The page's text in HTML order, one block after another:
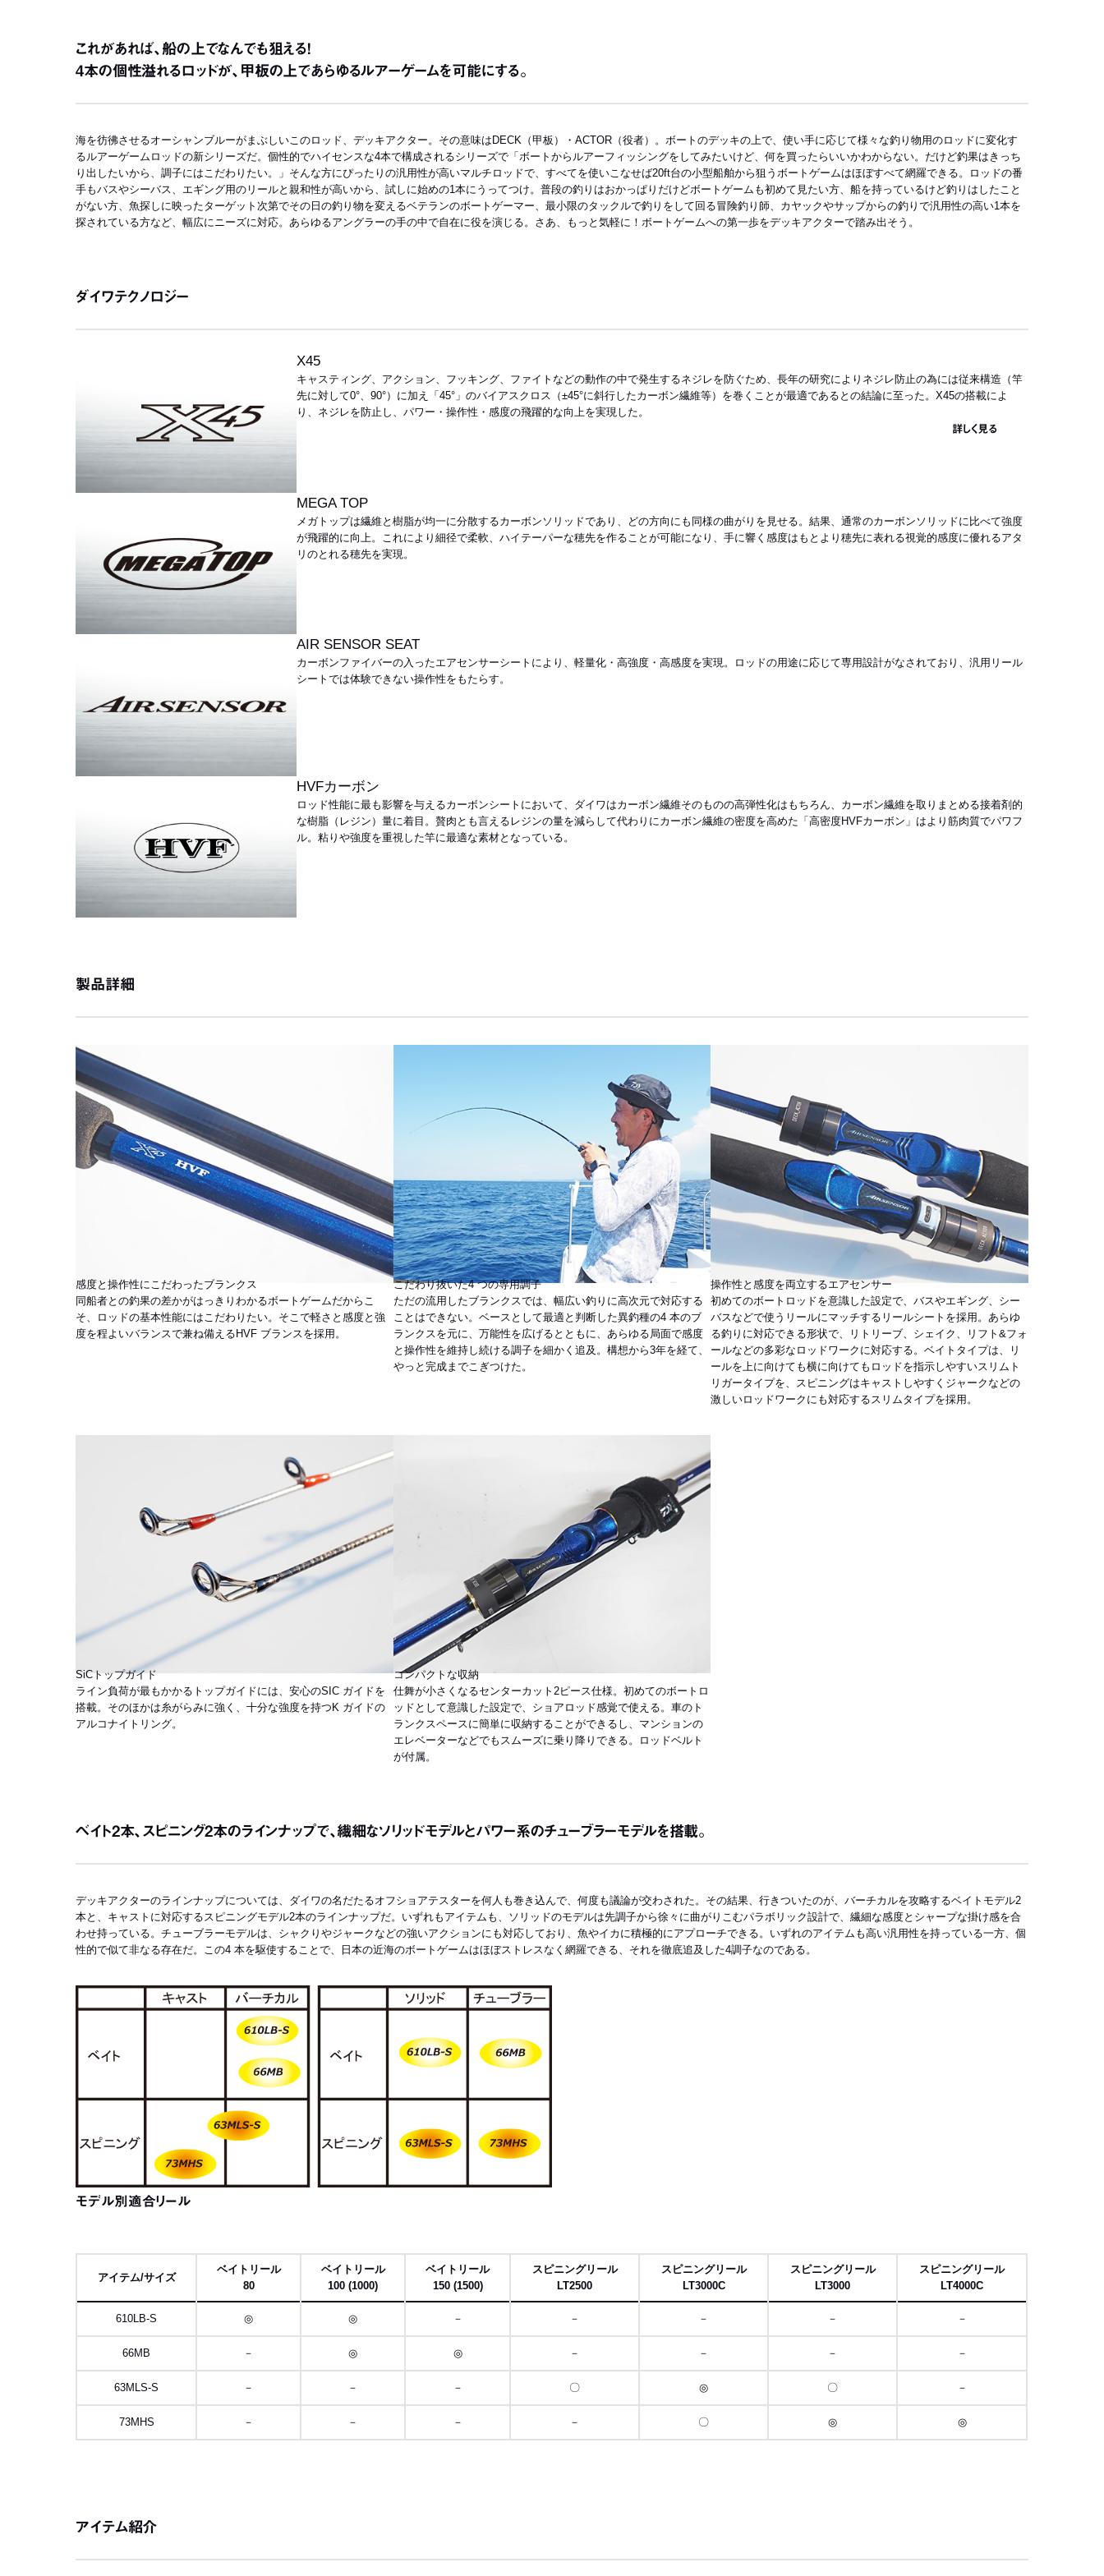
これがあれば、船の上でなんでも狙える！
4本の個性溢れるロッドが、甲板の上であらゆるルアーゲームを可能にする。
海を彷彿させるオーシャンブルーがまぶしいこのロッド、デッキアクター。その意味はDECK（甲板）・ACTOR（役者）。ボートのデッキの上で、使い手に応じて様々な釣り物用のロッドに変化す
るルアーゲームロッドの新シリーズだ。個性的でハイセンスな4本で構成されるシリーズで「ボートからルアーフィッシングをしてみたいけど、何を買ったらいいかわからない。だけど釣果はきっち
り出したいから、調子にはこだわりたい。」そんな方にぴったりの汎用性が高いマルチロッドで、すべてを使いこなせば20ft台の小型船舶から狙うボートゲームはほぼすべて網羅できる。ロッドの番
手もバスやシーバス、エギング用のリールと親和性が高いから、試しに始めの1本にうってつけ。普段の釣りはおかっぱりだけどボートゲームも初めて見たい方、船を持っているけど釣りはしたこと
がない方、魚探しに映ったターゲット次第でその日の釣り物を変えるベテランのボートゲーマー、最小限のタックルで釣りをして回る冒険釣り師、カヤックやサップからの釣りで汎用性の高い1本を
探されている方など、幅広にニーズに対応。あらゆるアングラーの手の中で自在に役を演じる。さあ、もっと気軽に！ボートゲームへの第一歩をデッキアクターで踏み出そう。
ダイワテクノロジー
X45
キャスティング、アクション、フッキング、ファイトなどの動作の中で発生するネジレを防ぐため、長年の研究によりネジレ防止の為には従来構造（竿
先に対して0°、90°）に加え「45°」のバイアスクロス（±45°に斜行したカーボン繊維等）を巻くことが最適であるとの結論に至った。X45の搭載によ
り、ネジレを防止し、パワー・操作性・感度の飛躍的な向上を実現した。
詳しく見る
MEGA TOP
メガトップは繊維と樹脂が均一に分散するカーボンソリッドであり、どの方向にも同様の曲がりを見せる。結果、通常のカーボンソリッドに比べて強度
が飛躍的に向上。これにより細径で柔軟、ハイテーパーな穂先を作ることが可能になり、手に響く感度はもとより穂先に表れる視覚的感度に優れるアタ
リのとれる穂先を実現。
AIR SENSOR SEAT
カーボンファイバーの入ったエアセンサーシートにより、軽量化・高強度・高感度を実現。ロッドの用途に応じて専用設計がなされており、汎用リール
シートでは体験できない操作性をもたらす。
HVFカーボン
ロッド性能に最も影響を与えるカーボンシートにおいて、ダイワはカーボン繊維そのものの高弾性化はもちろん、カーボン繊維を取りまとめる接着剤的
な樹脂（レジン）量に着目。贅肉とも言えるレジンの量を減らして代わりにカーボン繊維の密度を高めた「高密度HVFカーボン」はより筋肉質でパワフ
ル。粘りや強度を重視した竿に最適な素材となっている。
製品詳細
感度と操作性にこだわったブランクス
同船者との釣果の差かがはっきりわかるボートゲームだからこ
そ、ロッドの基本性能にはこだわりたい。そこで軽さと感度と強
度を程よいバランスで兼ね備えるHVF ブランスを採用。
こだわり抜いた4 つの専用調子
ただの流用したブランクスでは、幅広い釣りに高次元で対応する
ことはできない。ベースとして最適と判断した異釣種の4 本のブ
ランクスを元に、万能性を広げるとともに、あらゆる局面で感度
と操作性を維持し続ける調子を細かく追及。構想から3年を経て、
やっと完成までこぎつけた。
操作性と感度を両立するエアセンサー
初めてのボートロッドを意識した設定で、バスやエギング、シー
バスなどで使うリールにマッチするリールシートを採用。あらゆ
る釣りに対応できる形状で、リトリーブ、シェイク、リフト&フォ
ールなどの多彩なロッドワークに対応する。ベイトタイプは、リ
ールを上に向けても横に向けてもロッドを指示しやすいスリムト
リガータイプを、スピニングはキャストしやすくジャークなどの
激しいロッドワークにも対応するスリムタイプを採用。
SiCトップガイド
ライン負荷が最もかかるトップガイドには、安心のSIC ガイドを
搭載。そのほかは糸がらみに強く、十分な強度を持つK ガイドの
アルコナイトリング。
コンパクトな収納
仕舞が小さくなるセンターカット2ピース仕様。初めてのボートロ
ッドとして意識した設定で、ショアロッド感覚で使える。車のト
ランクスペースに簡単に収納することができるし、マンションの
エレベーターなどでもスムーズに乗り降りできる。ロッドベルト
が付属。
ベイト2本、スピニング2本のラインナップで、繊細なソリッドモデルとパワー系のチューブラーモデルを搭載。
デッキアクターのラインナップについては、ダイワの名だたるオフショアテスターを何人も巻き込んで、何度も議論が交わされた。その結果、行きついたのが、バーチカルを攻略するベイトモデル2
本と、キャストに対応するスピニングモデル2本のラインナップだ。いずれもアイテムも、ソリッドのモデルは先調子から徐々に曲がりこむパラボリック設計で、繊細な感度とシャープな掛け感を合
わせ持っている。チューブラーモデルは、シャクりやジャークなどの強いアクションにも対応しており、魚やイカに積極的にアプローチできる。いずれのアイテムも高い汎用性を持っている一方、個
性的で似て非なる存在だ。この4 本を駆使することで、日本の近海のボートゲームはほぼストレスなく網羅できる、それを徹底追及した4調子なのである。
モデル別適合リール
アイテム/サイズ
ベイトリール
80
ベイトリール
100 (1000)
ベイトリール
150 (1500)
スピニングリール
LT2500
スピニングリール
LT3000C
スピニングリール
LT3000
スピニングリール
LT4000C
610LB-S ◎ ◎ － － － － －
66MB － ◎ ◎ － － － －
63MLS-S － － － 〇 ◎ 〇 －
73MHS － － － － 〇 ◎ ◎
アイテム紹介